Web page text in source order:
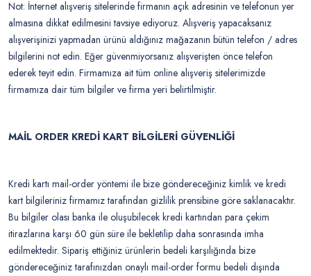
Not: İnternet alışveriş sitelerinde firmanın açık adresinin ve telefonun yer
almasına dikkat edilmesini tavsiye ediyoruz. Alışveriş yapacaksanız
alışverişinizi yapmadan ürünü aldığınız mağazanın bütün telefon / adres
bilgilerini not edin. Eğer güvenmiyorsanız alışverişten önce telefon
ederek teyit edin. Firmamıza ait tüm online alışveriş sitelerimizde
firmamıza dair tüm bilgiler ve firma yeri belirtilmiştir.
MAİL ORDER KREDİ KART BİLGİLERİ GÜVENLİĞİ
Kredi kartı mail-order yöntemi ile bize göndereceğiniz kimlik ve kredi
kart bilgileriniz firmamız tarafından gizlilik prensibine göre saklanacaktır.
Bu bilgiler olası banka ile oluşubilecek kredi kartından para çekim
itirazlarına karşı 60 gün süre ile bekletilip daha sonrasında imha
edilmektedir. Sipariş ettiğiniz ürünlerin bedeli karşılığında bize
göndereceğiniz tarafınızdan onaylı mail-order formu bedeli dışında